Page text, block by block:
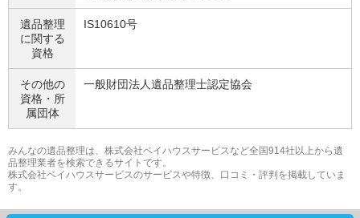
遺品整理
に関する
資格
IS10610号
その他の
資格・ 所
属団体
一般財団法人遺品整理士認定協会
みんなの遺品整理は、株式会社ベイハウスサービスなど全国914社以上から遺
品整理業者を検索できるサイトです。
株式会社ベイハウスサービスのサービスや特徴、口コミ・評判を掲載していま
す。